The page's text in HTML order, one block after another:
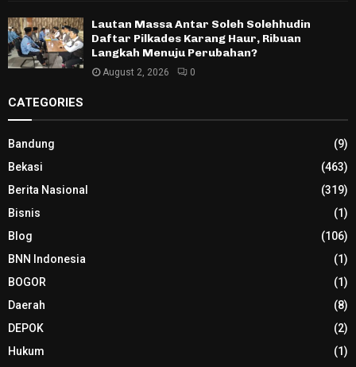
Lautan Massa Antar Soleh Solehhudin
Daftar Pilkades Karang Haur, Ribuan
Langkah Menuju Perubahan?
August 2, 2026 0
CATEGORIES
Bandung
(9)
Bekasi
(463)
Berita Nasional
(319)
Bisnis
(1)
Blog
(106)
BNN Indonesia
(1)
BOGOR
(1)
Daerah
(8)
DEPOK
(2)
Hukum
(1)